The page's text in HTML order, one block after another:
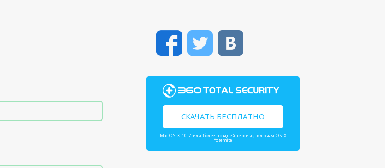
FacebookTwitter
СКАЧАТЬ БЕСПЛАТНО
Mac OS X 10.7 или более поздней версии, включая OS X
Yosemite